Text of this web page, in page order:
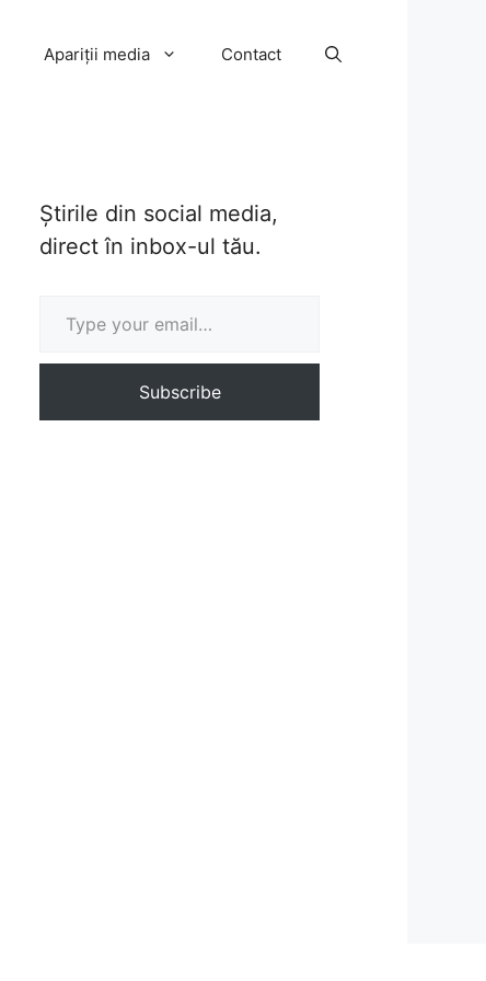
Apariții media Contact
Știrile din social media,
direct în inbox-ul tău.
Subscribe